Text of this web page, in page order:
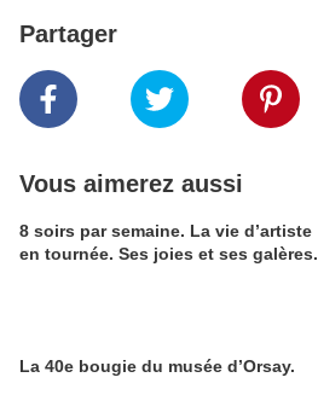
Partager
Vous aimerez aussi
8 soirs par semaine. La vie d’artiste
en tournée. Ses joies et ses galères.
La 40e bougie du musée d’Orsay.